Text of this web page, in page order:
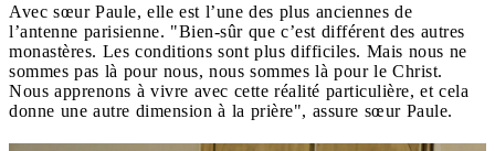
Avec sœur Paule, elle est l’une des plus anciennes de
l’antenne parisienne. "Bien-sûr que c’est différent des autres
monastères. Les conditions sont plus difficiles. Mais nous ne
sommes pas là pour nous, nous sommes là pour le Christ.
Nous apprenons à vivre avec cette réalité particulière, et cela
donne une autre dimension à la prière", assure sœur Paule.